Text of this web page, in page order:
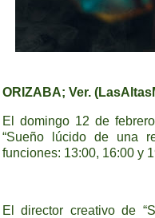
ORIZABA; Ver.
El domingo 12 de
“Sueño lúcido de una
funciones: 13:00, 16:00 y
El director creativo de